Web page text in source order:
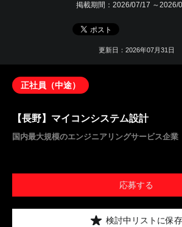
掲載期間： 2026/07/17 ～2026/
更新日：2026年07月31日
正社員（中途）
【長野】マイコンシステム設計
国内最大規模のエンジニアリングサービス企業
応募する
検討中リストに保存